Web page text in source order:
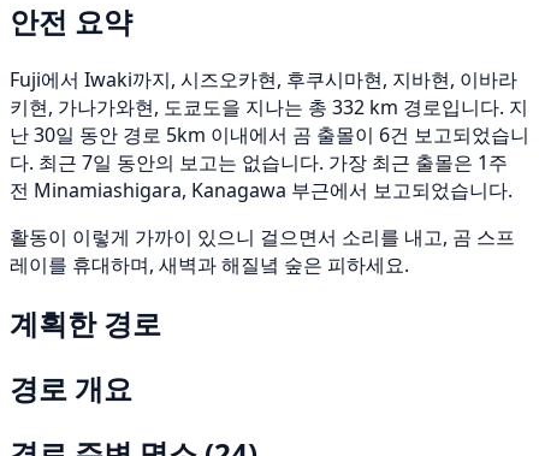
안전 요약
Fuji에서 Iwaki까지, 시즈오카현, 후쿠시마현, 지바현, 이바라
키현, 가나가와현, 도쿄도을 지나는 총 332 km 경로입니다. 지
난 30일 동안 경로 5km 이내에서 곰 출몰이 6건 보고되었습니
다. 최근 7일 동안의 보고는 없습니다. 가장 최근 출몰은 1주
전 Minamiashigara, Kanagawa 부근에서 보고되었습니다.
활동이 이렇게 가까이 있으니 걸으면서 소리를 내고, 곰 스프
레이를 휴대하며, 새벽과 해질녘 숲은 피하세요.
계획한 경로
경로 개요